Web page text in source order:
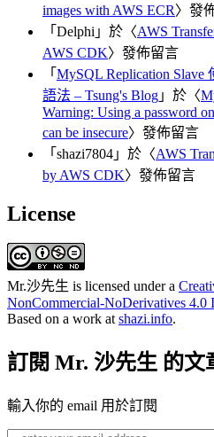
images with AWS ECR〉發
「 Delphi 」於〈AWS
AWS CDK〉發佈留言
「 MySQL Replication Slave
語法 – Tsung's Blog 」於〈
Warning: Using a password
can be insecure〉發佈留言
「 shazi7804 」於〈AWS
by AWS CDK〉發佈留言
License
Mr.沙先生 is licensed under a
NonCommercial-NoDerivatives 4.0
Based on a work atshazi.info.
訂閱 Mr. 沙先生 的文
輸入你的 email 用於訂閱